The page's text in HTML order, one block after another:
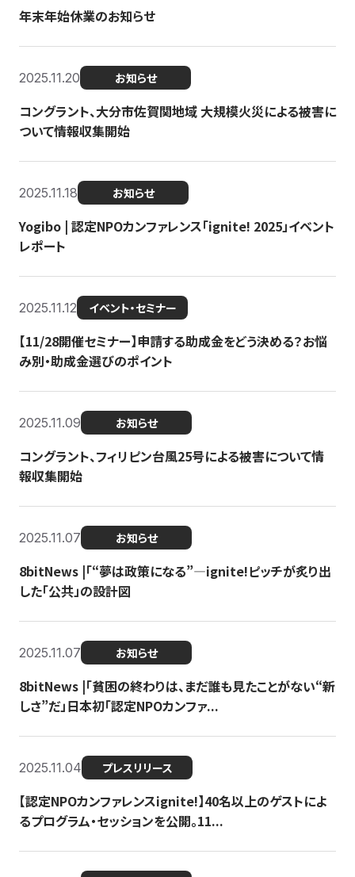
年末年始休業のお知らせ
2025.11.20 お知らせ
コングラント、大分市佐賀関地域 大規模火災による被害に
ついて情報収集開始
2025.11.18 お知らせ
Yogibo | 認定NPOカンファレンス「ignite! 2025」イベント
レポート
2025.11.12 イベント・セミナー
【11/28開催セミナー】申請する助成金をどう決める？お悩
み別・助成金選びのポイント
2025.11.09 お知らせ
コングラント、フィリピン台風25号による被害について情
報収集開始
2025.11.07 お知らせ
8bitNews |「“夢は政策になる”—ignite!ピッチが炙り出
した「公共」の設計図
2025.11.07 お知らせ
8bitNews |「貧困の終わりは、まだ誰も見たことがない“新
しさ”だ」日本初「認定NPOカンファ...
2025.11.04 プレスリリース
【認定NPOカンファレンスignite!】40名以上のゲストによ
るプログラム・セッションを公開。11...